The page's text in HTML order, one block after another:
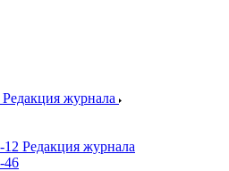
Редакция журнала
12 Редакция журнала
46